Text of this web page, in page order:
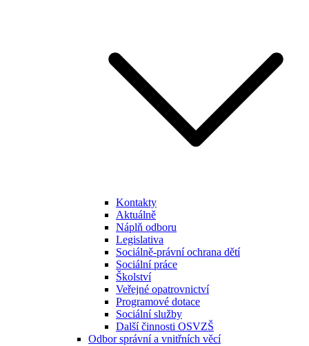
Kontakty
Aktuálně
Náplň odboru
Legislativa
Sociálně-právní ochrana dětí
Sociální práce
Školství
Veřejné opatrovnictví
Programové dotace
Sociální služby
Další činnosti OSVZŠ
Odbor správní a vnitřních věcí